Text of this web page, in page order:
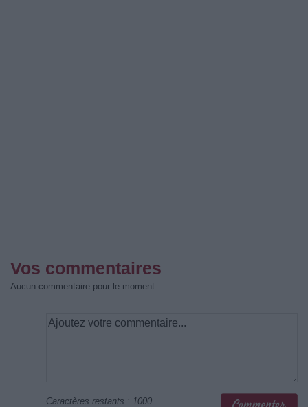
Vos commentaires
Aucun commentaire pour le moment
Caractères restants : 1000